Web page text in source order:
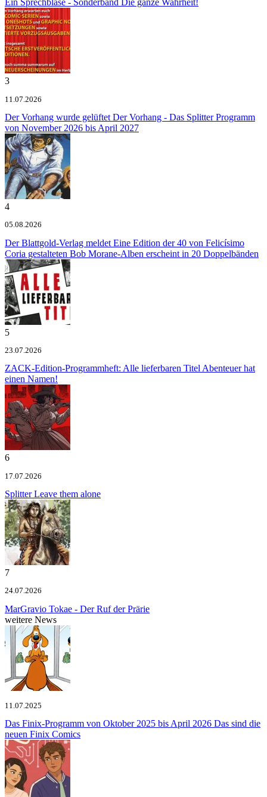
Ein Sprechblase - Sonderband Die ganze Wahrheit!
3
11.07.2026
Der Vorhang wurde gelüftet Der Vorhang - Das Splitter Programm
von November 2026 bis April 2027
4
05.08.2026
Der Blattgold-Verlag meldet Eine Edition der 40 von Felicísimo
Coria gestalteten Bob Morane-Alben erscheint in 20 Doppelbänden
5
23.07.2026
ZACK-Edition-Programmheft: Alle lieferbaren Titel Abenteuer hat
einen Namen!
6
17.07.2026
SplitterLeave them alone
7
24.07.2026
MarGravio Tokae - Der Ruf der Prärie
weitere News
11.07.2025
Das Finix-Programm von Oktober 2025 bis April 2026 Das sind die
neuen Finix Comics